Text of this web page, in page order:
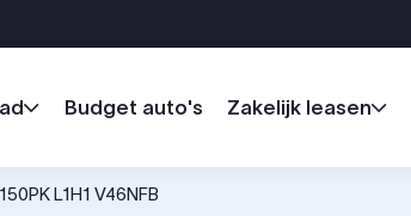
Budget auto's Zakelijk leasen
L1H1 V46NFB